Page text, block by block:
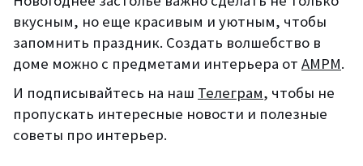
вкусным, но еще красивым и уютным, чтобы
запомнить праздник. Создать волшебство в
доме можно с предметами интерьера от АМРМ.
И подписывайтесь на наш Телеграм, чтобы не
пропускать интересные новости и полезные
советы про интерьер.